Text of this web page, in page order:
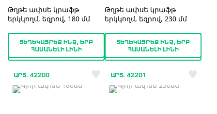
Թղթե ափսե կրաֆթ
երկկողմ, եզրով, 180 մմ
ՏԵՂԵԿԱՑՐԵՔ ԻՆՁ, ԵՐԲ
ՀԱՍԱՆԵԼԻ ԼԻՆԻ
Թղթե ափսե կրաֆթ
երկկողմ, եզրով, 230 մմ
ՏԵՂԵԿԱՑՐԵՔ ԻՆՁ, ԵՐԲ
ՀԱՍԱՆԵԼԻ ԼԻՆԻ
ԱՐՏ. 42200 ԱՐՏ. 42201